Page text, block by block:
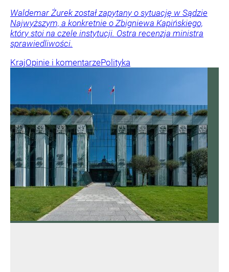
Waldemar Żurek został zapytany o sytuację w Sądzie
Najwyższym, a konkretnie o Zbigniewa Kapińskiego,
który stoi na czele instytucji. Ostra recenzja ministra
sprawiedliwości.
KrajOpinie i komentarzePolityka